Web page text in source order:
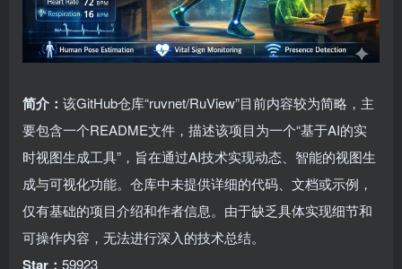
简介： 该GitHub仓库“ruvnet/RuView”目前内容较为简略，主
要包含一个README文件，描述该项目为一个“基于AI的实
时视图生成工具”，旨在通过AI技术实现动态、智能的视图生
成与可视化功能。仓库中未提供详细的代码、文档或示例，
仅有基础的项目介绍和作者信息。由于缺乏具体实现细节和
可操作内容，无法进行深入的技术总结。
Star： 59923